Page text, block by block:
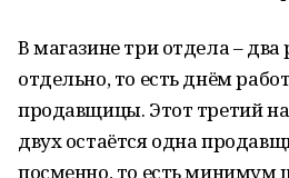
В магазине три отдела –
отдельно, то есть днём
продавщицы. Этот третий
двух остаётся одна
посменно, то есть минимум